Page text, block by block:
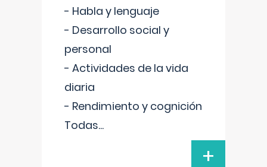
- Habla y lenguaje
- Desarrollo social y
personal
- Actividades de la vida
diaria
- Rendimiento y cognición
Todas...
+